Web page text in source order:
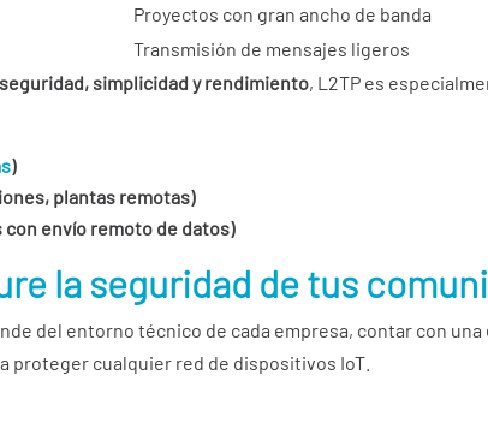
Proyectos con gran ancho de banda
Transmisión de mensajes ligeros
simplicidad y rendimiento, L2TP es
)
plantas remotas)
envío remoto de datos)
la seguridad de tus
del entorno técnico de cada empresa, contar con una
proteger cualquier red de dispositivos IoT.